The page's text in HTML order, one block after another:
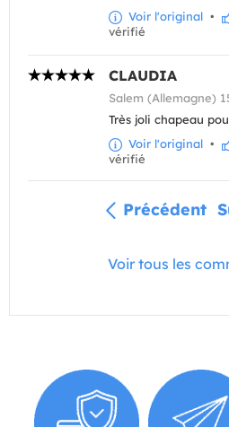
Voir l'original •
vérifié
CLAUDIA
Salem (Allemagne)
Très joli chapeau
Voir l'original •
vérifié
Précédent
Voir tous les